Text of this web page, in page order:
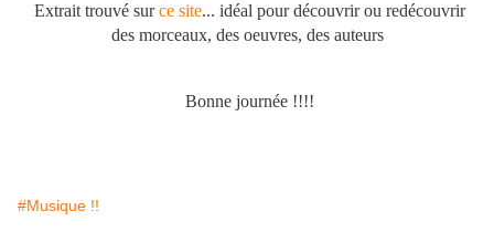
Extrait trouvé surce site... idéal pour découvrir ou redécouvrir
des morceaux, des oeuvres, des auteurs
Bonne journée !!!!
#Musique !!